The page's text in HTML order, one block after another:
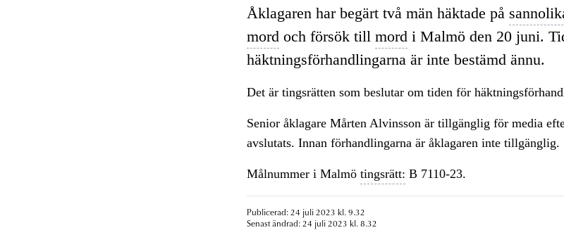
Åklagaren har begärt två män häktade på
mord och försök till mord i Malmö den 20 juni.
häktningsförhandlingarna är inte bestämd ännu.
Det är tingsrätten som beslutar om tiden för
Senior åklagare Mårten Alvinsson är tillgänglig för media
avslutats. Innan förhandlingarna är åklagaren inte tillgänglig.
Målnummer i Malmö tingsrätt: B 7110-23.
Publicerad: 24 juli 2023 kl. 9.32
Senast ändrad: 24 juli 2023 kl. 8.32